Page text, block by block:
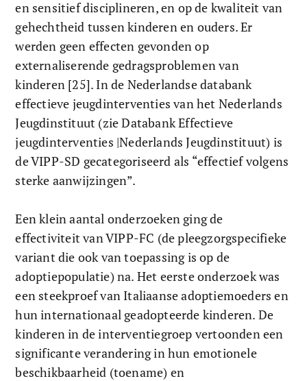
en sensitief disciplineren, en op de kwaliteit van
gehechtheid tussen kinderen en ouders. Er
werden geen effecten gevonden op
externaliserende gedragsproblemen van
kinderen [25]. In de Nederlandse databank
effectieve jeugdinterventies van het Nederlands
Jeugdinstituut (zie Databank Effectieve
jeugdinterventies |Nederlands Jeugdinstituut) is
de VIPP-SD gecategoriseerd als “effectief volgens
sterke aanwijzingen”.
Een klein aantal onderzoeken ging de
effectiviteit van VIPP-FC (de pleegzorgspecifieke
variant die ook van toepassing is op de
adoptiepopulatie) na. Het eerste onderzoek was
een steekproef van Italiaanse adoptiemoeders en
hun internationaal geadopteerde kinderen. De
kinderen in de interventiegroep vertoonden een
significante verandering in hun emotionele
beschikbaarheid (toename) en